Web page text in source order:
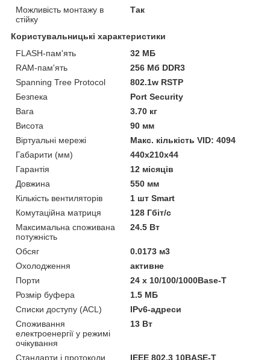
Можливість монтажу в
стійку
Так
Користувальницькі характеристики
FLASH-пам'ять
32 МБ
RAM-пам'ять
256 Мб DDR3
Spanning Tree Protocol
802.1w RSTP
Безпека
Port Security
Вага
3.70 кг
Висота
90 мм
Віртуальні мережі
Макс. кількість VID: 4094
Габарити (мм)
440x210x44
Гарантія
12 місяців
Довжина
550 мм
Кількість вентиляторів
1 шт Smart
Комутаційна матриця
128 Гбіт/с
Максимальна споживана
потужність
24.5 Вт
Обсяг
0.0173 м3
Охолодження
активне
Порти
24 x 10/100/1000Base-T
Розмір буфера
1.5 МБ
Списки доступу (ACL)
IPv6-адреси
Споживання
електроенергії у режимі
очікування
13 Вт
Стандарти і протоколи IEEE 802.3 10BASE-T